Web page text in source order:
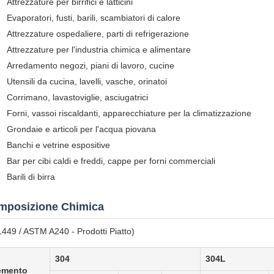
Evaporatori, fusti, barili, scambiatori di calore
Attrezzature ospedaliere, parti di refrigerazione
Attrezzature per l'industria chimica e alimentare
Arredamento negozi, piani di lavoro, cucine
Utensili da cucina, lavelli, vasche, orinatoi
Corrimano, lavastoviglie, asciugatrici
Forni, vassoi riscaldanti, apparecchiature per la climatizzazione
Grondaie e articoli per l'acqua piovana
Banchi e vetrine espositive
Bar per cibi caldi e freddi, cappe per forni commerciali
Barili di birra
Chimica
/ ASTM A240 - Prodotti Piatto)
304 304L